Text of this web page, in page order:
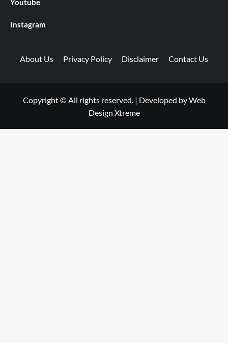
Youtube
Instagram
About Us Privacy Policy Disclaimer Contact Us
Copyright © All rights reserved. | Developed byWeb
Design Xtreme